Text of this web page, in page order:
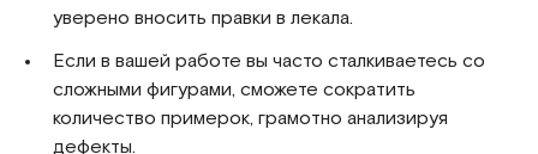
уверено вносить правки в лекала.
Если в вашей работе вы часто сталкиваетесь со
сложными фигурами, сможете сократить
количество примерок, грамотно анализируя
дефекты.